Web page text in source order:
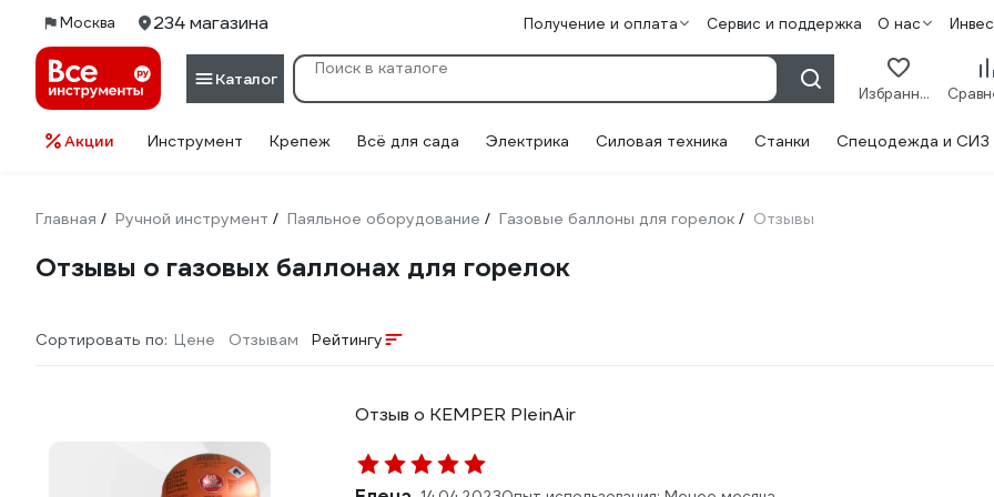
Москва 234 магазина Получение и оплата Сервис и поддержка О нас
Каталог
Избранное
Акции Инструмент Крепеж Всё для сада Электрика Силовая техника Станки Спецодежда и СИЗ
Главная / Ручной инструмент / Паяльное оборудование / Газовые баллоны для горелок / Отзывы
Отзывы о газовых баллонах для горелок
Сортировать по: Цене Отзывам Рейтингу
Отзыв о KEMPER PleinAir